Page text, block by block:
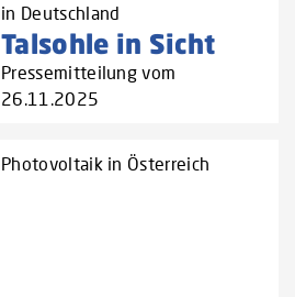
in Deutschland
Talsohle in Sicht
Pressemitteilung vom
26.11.2025
Photovoltaik in Österreich